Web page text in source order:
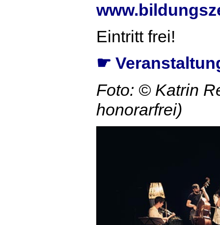
Eintritt frei!
☛
Foto: © Katrin
honorarfrei)